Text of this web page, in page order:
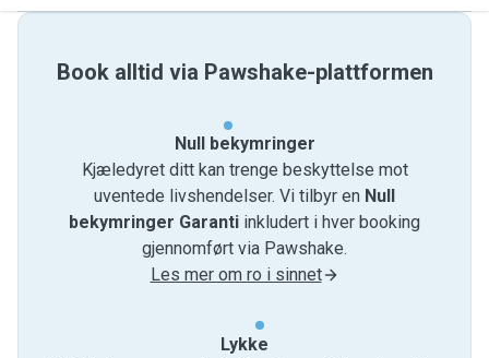
Book alltid via Pawshake-plattformen
Null bekymringer
Kjæledyret ditt kan trenge beskyttelse mot
uventede livshendelser. Vi tilbyr en Null
bekymringer Garanti inkludert i hver booking
gjennomført via Pawshake.
Les mer om ro i sinnet
Lykke